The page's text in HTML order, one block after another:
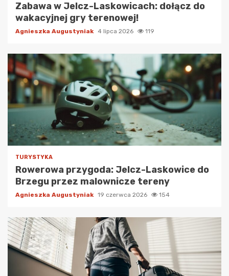
Zabawa w Jelcz-Laskowicach: dołącz do
wakacyjnej gry terenowej!
Agnieszka Augustyniak 4 lipca 2026 119
TURYSTYKA
Rowerowa przygoda: Jelcz-Laskowice do
Brzegu przez malownicze tereny
Agnieszka Augustyniak 19 czerwca 2026 154